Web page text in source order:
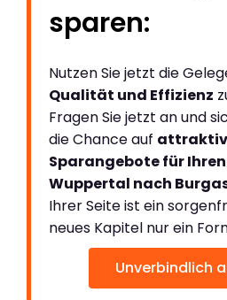
sparen:
Nutzen Sie jetzt die
Qualität und Effizienz
Fragen Sie jetzt an und
die Chance auf
Sparangebote für
Wuppertal nach
Ihrer Seite ist ein
neues Kapitel nur ein
Unverbindlich